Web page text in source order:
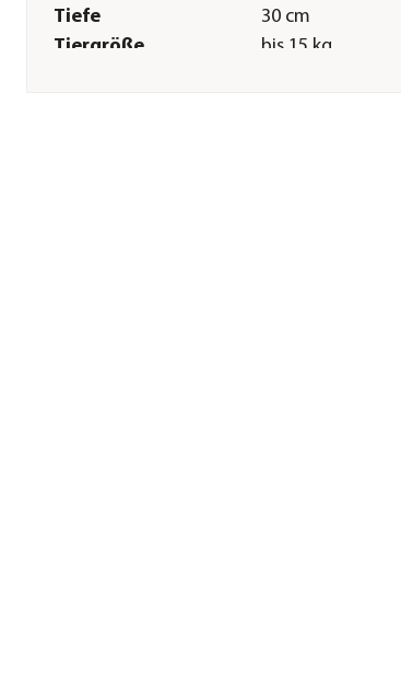
Tiefe
30 cm
Tiergröße
bis 15 kg